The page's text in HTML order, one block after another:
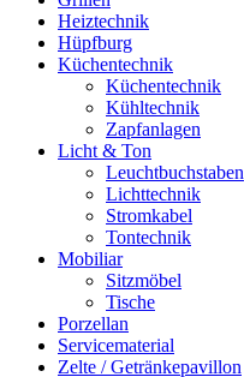
Heiztechnik
Hüpfburg
Küchentechnik
Küchentechnik
Kühltechnik
Zapfanlagen
Licht & Ton
Leuchtbuchstaben
Lichttechnik
Stromkabel
Tontechnik
Mobiliar
Sitzmöbel
Tische
Porzellan
Servicematerial
Zelte / Getränkepavillon